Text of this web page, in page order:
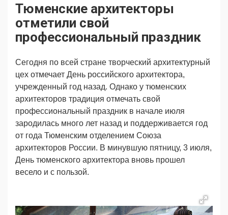
Ещё
Тюменские архитекторы
отметили свой
профессиональный праздник
Сегодня по всей стране творческий архитектурный
цех отмечает День российского архитектора,
учрежденный год назад. Однако у тюменских
архитекторов традиция отмечать свой
профессиональный праздник в начале июля
зародилась много лет назад и поддерживается год
от года Тюменским отделением Союза
архитекторов России. В минувшую пятницу, 3 июля,
День тюменского архитектора вновь прошел
весело и с пользой.